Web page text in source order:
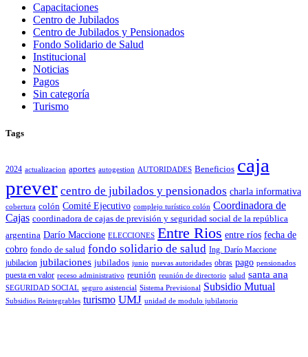
Capacitaciones
Centro de Jubilados
Centro de Jubilados y Pensionados
Fondo Solidario de Salud
Institucional
Noticias
Pagos
Sin categoría
Turismo
Tags
2024 actualizacion aportes autogestion AUTORIDADES Beneficios caja
prever centro de jubilados y pensionados charla informativa
cobertura colón Comité Ejecutivo complejo turístico colón Coordinadora de
Cajas coordinadora de cajas de previsión y seguridad social de la república
argentina Darío Maccione ELECCIONES Entre Rios entre ríos fecha de
cobro fondo de salud fondo solidario de salud Ing. Darío Maccione
jubilacion jubilaciones jubilados junio nuevas autoridades obras pago pensionados
puesta en valor receso administrativo reunión reunión de directorio salud santa ana
SEGURIDAD SOCIAL seguro asistencial Sistema Previsional Subsidio Mutual
Subsidios Reintegrables turismo UMJ unidad de modulo jubilatorio